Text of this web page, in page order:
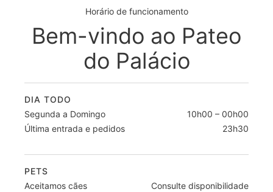
Horário de funcionamento
Bem-vindo ao Pateo
do Palácio
DIA TODO
Segunda a Domingo
10h00 – 00h00
Última entrada e pedidos
23h30
PETS
Aceitamos cães
Consulte disponibilidade